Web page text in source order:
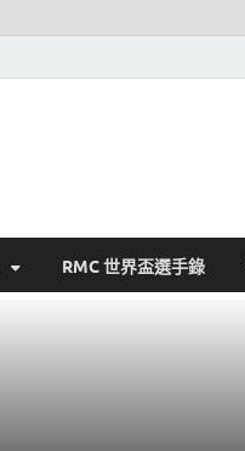
RMC 世界盃選手錄